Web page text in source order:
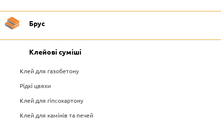
Брус
Клейові суміші
Клей для газобетону
Рідкі цвяхи
Клей для гіпсокартону
Клей для камінів та печей